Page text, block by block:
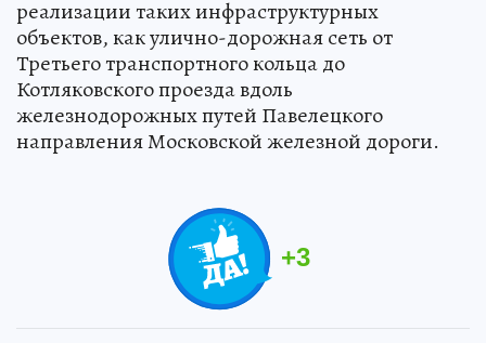
реализации таких инфраструктурных
объектов, как улично-дорожная сеть от
Третьего транспортного кольца до
Котляковского проезда вдоль
железнодорожных путей Павелецкого
направления Московской железной дороги.
+3